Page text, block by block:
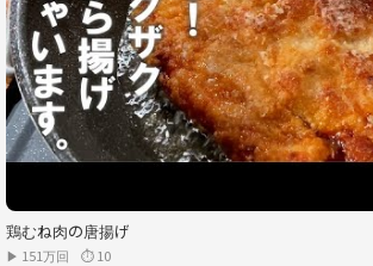
鶏むね肉の唐揚げ
▶ 151万回 ⏱ 10